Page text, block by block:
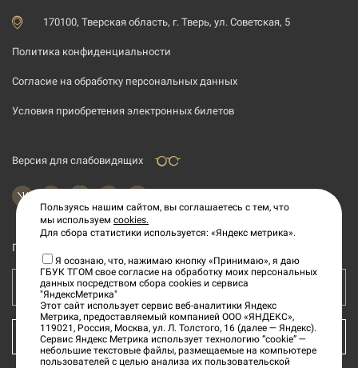
170100, Тверская область, г. Тверь, ул. Советская, 5
Политика конфиденциальности
Согласие на обработку персональных данных
Условия приобретения электронных билетов
Версия для слабовидящих
Подпишитесь на рассылку новостей
Ваш e-mail адрес
КУПИТЬ БИЛЕТ
Пользуясь нашим сайтом, вы соглашаетесь с тем, что
мы используем cookies.
Для сбора статистики используется: «Яндекс метрика».
Я осознаю, что, нажимаю кнопку «Принимаю», я даю
ГБУК ТГОМ свое согласие на обработку моих персональных
данных посредством сбора cookies и сервиса
"ЯндексМетрика"
Этот сайт использует сервис веб-аналитики Яндекс
Метрика, предоставляемый компанией ООО «ЯНДЕКС»,
119021, Россия, Москва, ул. Л. Толстого, 16 (далее — Яндекс).
Сервис Яндекс Метрика использует технологию “cookie” —
небольшие текстовые файлы, размещаемые на компьютере
пользователей с целью анализа их пользовательской